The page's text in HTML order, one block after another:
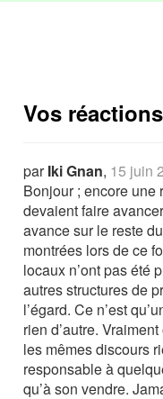
Vos
parIki Gnan, 15 juin
Bonjour ; encore une
devaient faire
avance sur le reste
montrées lors de ce
locaux n’ont pas été
autres structures de
l’égard. Ce n’est
rien d’autre.
les mêmes discours
responsable à
qu’à son vendre.